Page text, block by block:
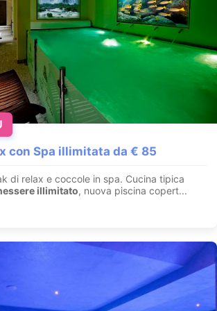
o Anniversario – Spa
in Montagna
Percorso benessere esclusivo:
con Spa illimitata da € 85
di relax e coccole in spa. Cucina tipica
illimitato, nuova piscina copert...